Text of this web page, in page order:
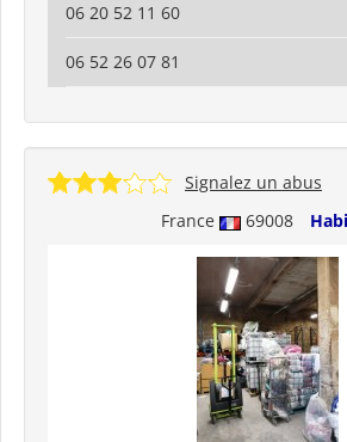
06 20 52 11 60
06 52 26 07 81
France 69008
Signalez un abus